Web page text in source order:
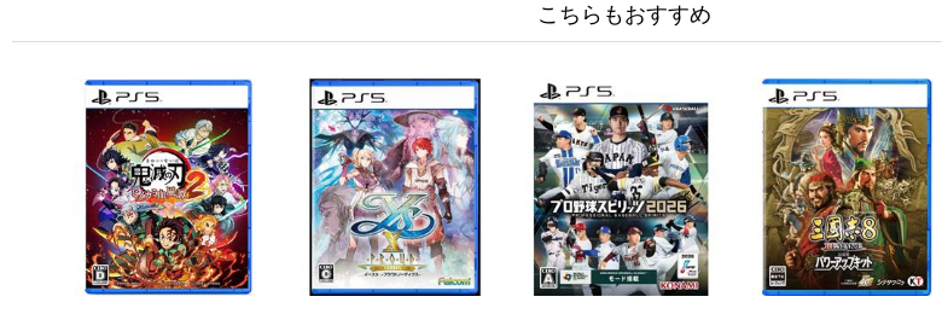
こちらもおすすめ